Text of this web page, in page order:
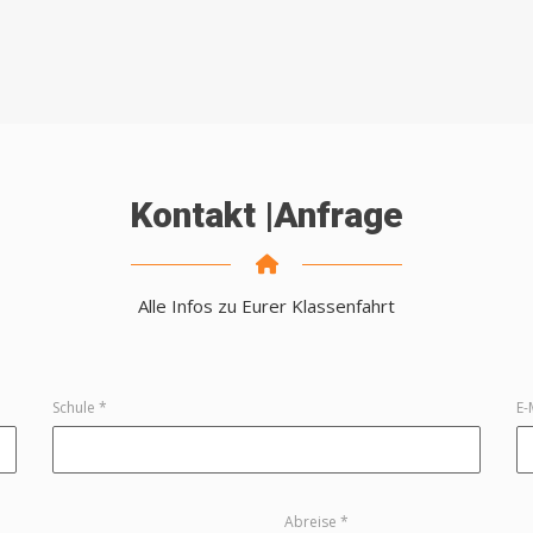
Kontakt |Anfrage
Alle Infos zu Eurer Klassenfahrt
Schule *
Abreise *